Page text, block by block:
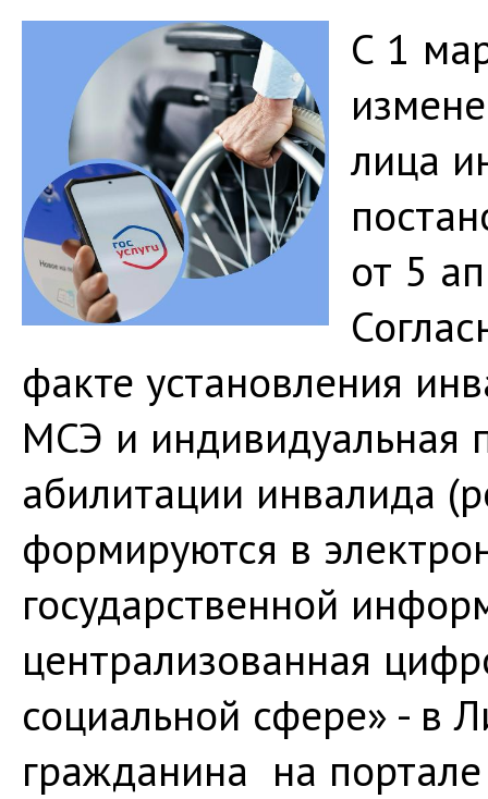
С 1
лица
от 5
факте установления
МСЭ и индивидуальная
абилитации инвалида
формируются в
государственной
централизованная
социальной сфере» - в
гражданина на портале